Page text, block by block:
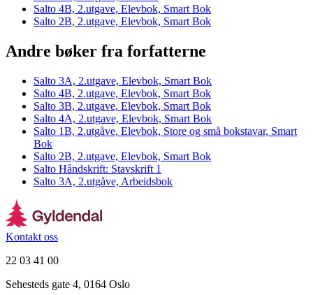
Salto 4B, 2.utgave, Elevbok, Smart Bok
Salto 2B, 2.utgave, Elevbok, Smart Bok
Andre bøker fra forfatterne
Salto 3A, 2.utgave, Elevbok, Smart Bok
Salto 4B, 2.utgave, Elevbok, Smart Bok
Salto 3B, 2.utgave, Elevbok, Smart Bok
Salto 4A, 2.utgave, Elevbok, Smart Bok
Salto 1B, 2.utgåve, Elevbok, Store og små bokstavar, Smart
Bok
Salto 2B, 2.utgave, Elevbok, Smart Bok
Salto Håndskrift: Stavskrift 1
Salto 3A, 2.utgåve, Arbeidsbok
Kontakt oss
22 03 41 00
Sehesteds gate 4, 0164 Oslo